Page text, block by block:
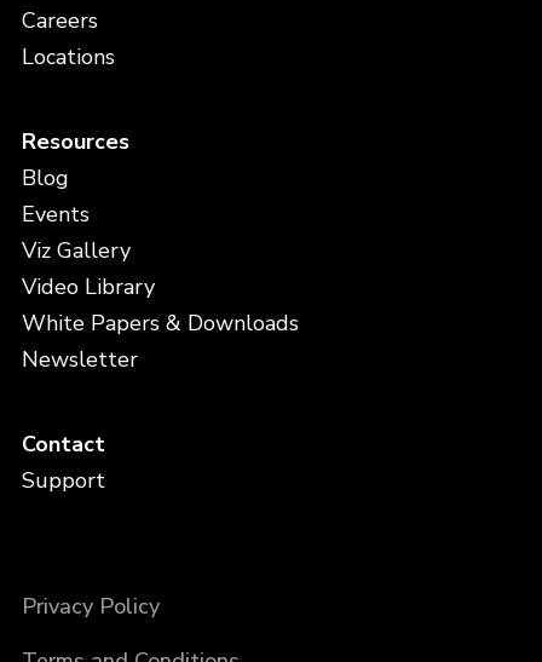
Careers
Locations
Resources
Blog
Events
Viz Gallery
Video Library
White Papers & Downloads
Newsletter
Contact
Support
Privacy Policy